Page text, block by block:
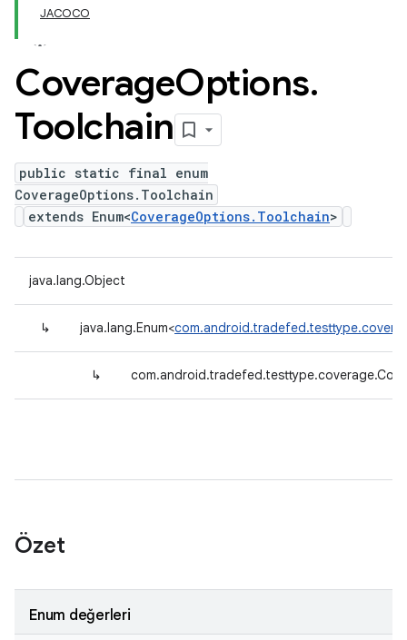
JACOCO
CoverageOptions.
Toolchain
public static final enum
CoverageOptions.Toolchain
extends Enum<CoverageOptions.Toolchain>
java.lang.Object
↳ java.lang.Enum<
↳
Özet
Enum değerleri